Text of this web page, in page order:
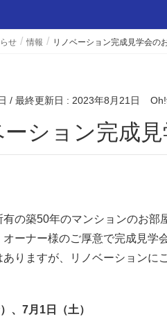
せ 情報 リノベーション完成見学会の
/ 最終更新日 : 2023年8月21日
ベーション完成
有の築50年のマンションのお部
オーナー様のご厚意で完成見学
りますが、リノベーションに
、7月1日（土）